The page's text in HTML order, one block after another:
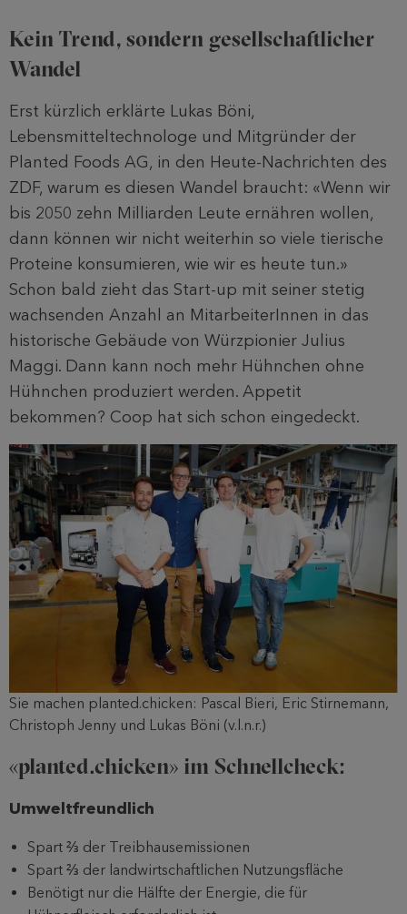
Kein Trend, sondern gesellschaftlicher
Wandel
Erst kürzlich erklärte Lukas Böni,
Lebensmitteltechnologe und Mitgründer der
Planted Foods AG, in den Heute-Nachrichten des
ZDF, warum es diesen Wandel braucht: «Wenn wir
bis 2050 zehn Milliarden Leute ernähren wollen,
dann können wir nicht weiterhin so viele tierische
Proteine konsumieren, wie wir es heute tun.»
Schon bald zieht das Start-up mit seiner stetig
wachsenden Anzahl an MitarbeiterInnen in das
historische Gebäude von Würzpionier Julius
Maggi. Dann kann noch mehr Hühnchen ohne
Hühnchen produziert werden. Appetit
bekommen? Coop hat sich schon eingedeckt.
Sie machen planted.chicken: Pascal Bieri, Eric Stirnemann,
Christoph Jenny und Lukas Böni (v.l.n.r.)
«planted.chicken» im Schnellcheck:
Umweltfreundlich
Spart ⅔ der Treibhausemissionen
Spart ⅔ der landwirtschaftlichen Nutzungsfläche
Benötigt nur die Hälfte der Energie, die für